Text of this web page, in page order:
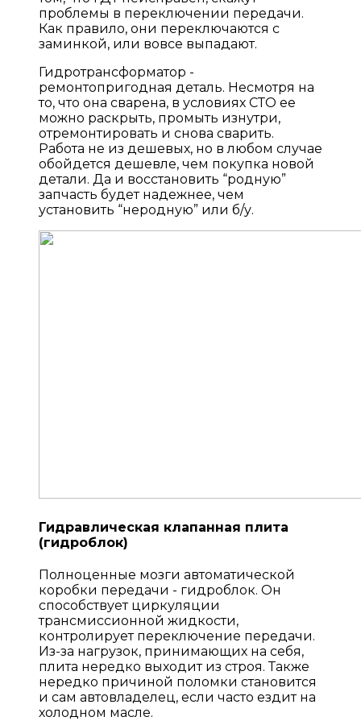
проблемы в переключении передачи.
Как правило, они переключаются с
заминкой, или вовсе выпадают.
Гидротрансформатор -
ремонтопригодная деталь. Несмотря на
то, что она сварена, в условиях СТО ее
можно раскрыть, промыть изнутри,
отремонтировать и снова сварить.
Работа не из дешевых, но в любом случае
обойдется дешевле, чем покупка новой
детали. Да и восстановить “родную”
запчасть будет надежнее, чем
установить “неродную” или б/у.
Гидравлическая клапанная плита
(гидроблок)
Полноценные мозги автоматической
коробки передачи - гидроблок. Он
способствует циркуляции
трансмиссионной жидкости,
контролирует переключение передачи.
Из-за нагрузок, принимающих на себя,
плита нередко выходит из строя. Также
нередко причиной поломки становится
и сам автовладелец, если часто ездит на
холодном масле.